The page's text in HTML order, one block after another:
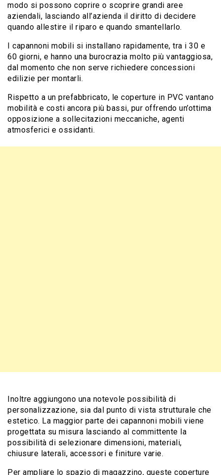
modo si possono coprire o scoprire grandi aree
aziendali, lasciando all’azienda il diritto di decidere
quando allestire il riparo e quando smantellarlo.
I capannoni mobili si installano rapidamente, tra i 30 e
60 giorni, e hanno una burocrazia molto più vantaggiosa,
dal momento che non serve richiedere concessioni
edilizie per montarli.
Rispetto a un prefabbricato, le coperture in PVC vantano
mobilità e costi ancora più bassi, pur offrendo un’ottima
opposizione a sollecitazioni meccaniche, agenti
atmosferici e ossidanti.
Inoltre aggiungono una notevole possibilità di
personalizzazione, sia dal punto di vista strutturale che
estetico. La maggior parte dei capannoni mobili viene
progettata su misura lasciando al committente la
possibilità di selezionare dimensioni, materiali,
chiusure laterali, accessori e finiture varie.
Per ampliare lo spazio di magazzino, queste coperture